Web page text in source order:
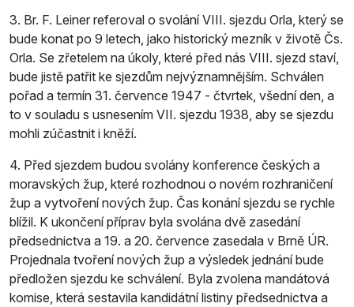
3. Br. F. Leiner referoval o svolání VIII. sjezdu Orla, který se
bude konat po 9 letech, jako historický mezník v životě Čs.
Orla. Se zřetelem na úkoly, které před nás VIII. sjezd staví,
bude jistě patřit ke sjezdům nejvýznamnějším. Schválen
pořad a termín 31. července 1947 - čtvrtek, všední den, a
to v souladu s usnesením VII. sjezdu 1938, aby se sjezdu
mohli zúčastnit i kněží.
4. Před sjezdem budou svolány konference českých a
moravských žup, které rozhodnou o novém rozhraničení
žup a vytvoření nových žup. Čas konání sjezdu se rychle
blížil. K ukončení příprav byla svolána dvě zasedání
předsednictva a 19. a 20. července zasedala v Brně ÚR.
Projednala tvoření nových žup a výsledek jednání bude
předložen sjezdu ke schválení. Byla zvolena mandátová
komise, která sestavila kandidátní listiny předsednictva a